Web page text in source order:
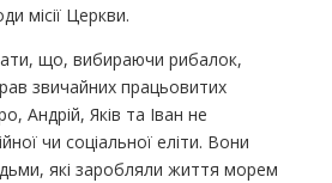
місії Церкви.
що, вибираючи рибалок,
звичайних працьовитих
​​Андрій, Яків та Іван не
чи соціальної еліти. Вони
які заробляли життя морем